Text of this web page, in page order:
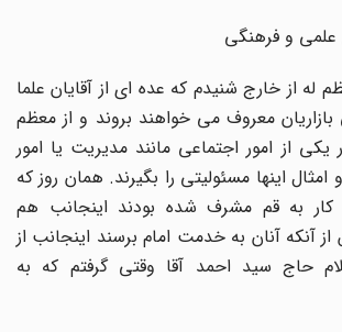
و فرهنگی
از خارج شنیدم که عده ای از آقایان علما
معروف می خواهند بروند و از معظم
از امور اجتماعی مانند مدیریت یا امور
اینها مسئولیتی را بگیرند. همان روز که
کار به قم مشرف شده بودند اینجانب هم
آنان به خدمت امام برسند اینجانب از
حاج سید احمد آقا وقتی گرفتم که به